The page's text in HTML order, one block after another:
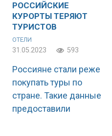
РОССИЙСКИЕ
КУРОРТЫ ТЕРЯЮТ
ТУРИСТОВ
ОТЕЛИ
31.05.2023 593
Россияне стали реже
покупать туры по
стране. Такие данные
предоставили